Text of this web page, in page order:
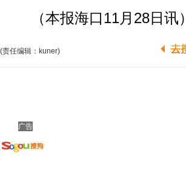
（本报海口11月28日讯）
(责任编辑：kuner)
广告